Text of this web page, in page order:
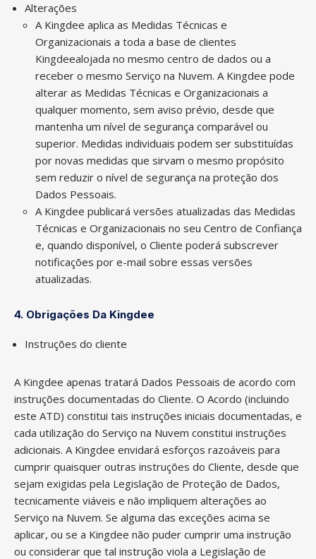
Alterações
A Kingdee aplica as Medidas Técnicas e
Organizacionais a toda a base de clientes
Kingdeealojada no mesmo centro de dados ou a
receber o mesmo Serviço na Nuvem. A Kingdee pode
alterar as Medidas Técnicas e Organizacionais a
qualquer momento, sem aviso prévio, desde que
mantenha um nível de segurança comparável ou
superior. Medidas individuais podem ser substituídas
por novas medidas que sirvam o mesmo propósito
sem reduzir o nível de segurança na proteção dos
Dados Pessoais.
A Kingdee publicará versões atualizadas das Medidas
Técnicas e Organizacionais no seu Centro de Confiança
e, quando disponível, o Cliente poderá subscrever
notificações por e-mail sobre essas versões
atualizadas.
4. Obrigações Da Kingdee
Instruções do cliente
A Kingdee apenas tratará Dados Pessoais de acordo com
instruções documentadas do Cliente. O Acordo (incluindo
este ATD) constitui tais instruções iniciais documentadas, e
cada utilização do Serviço na Nuvem constitui instruções
adicionais. A Kingdee envidará esforços razoáveis para
cumprir quaisquer outras instruções do Cliente, desde que
sejam exigidas pela Legislação de Proteção de Dados,
tecnicamente viáveis e não impliquem alterações ao
Serviço na Nuvem. Se alguma das exceções acima se
aplicar, ou se a Kingdee não puder cumprir uma instrução
ou considerar que tal instrução viola a Legislação de